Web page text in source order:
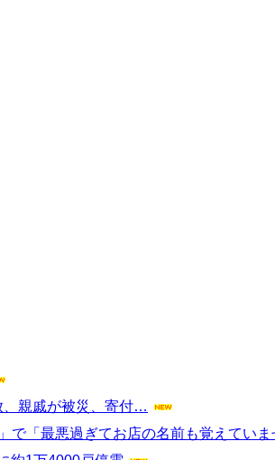
、親戚が被災、寄付…
で「最悪過ぎてお店の名前も覚えてい